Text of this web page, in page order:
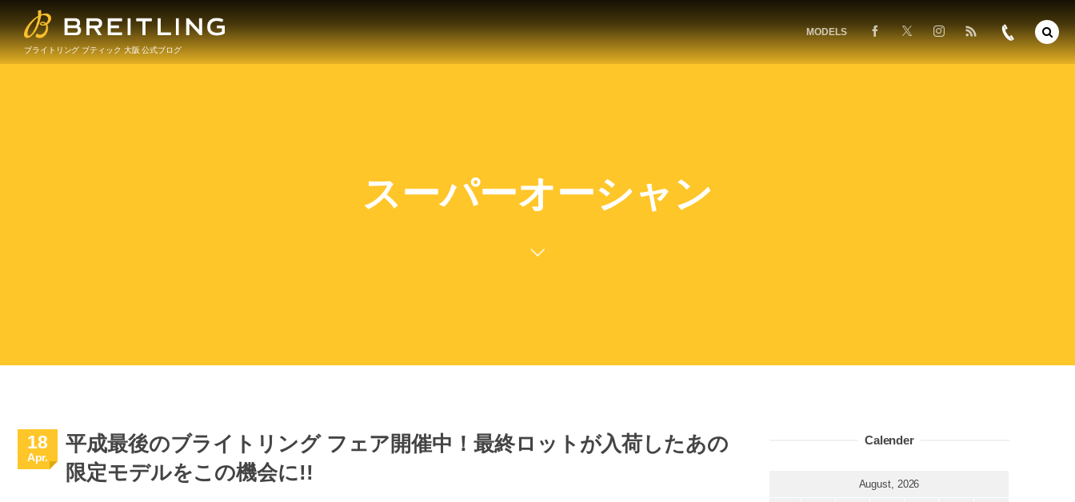
ブライトリング ブティック 大阪 公式ブログ
MODELS
スーパーオーシャン
18
Apr.
平成最後のブライトリング フェア開催中！最終ロットが入荷したあの
限定モデルをこの機会に!!
Calender
August, 2026